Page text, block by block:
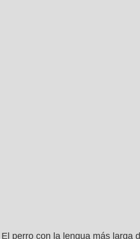
El perro con la lengua más larga